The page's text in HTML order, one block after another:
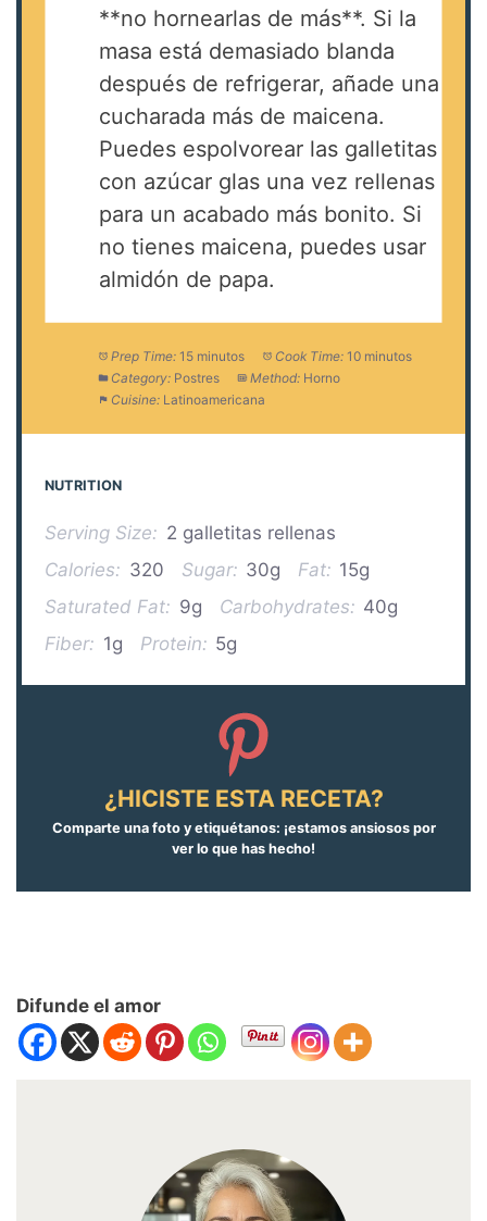
**no hornearlas de más**. Si la
masa está demasiado blanda
después de refrigerar, añade una
cucharada más de maicena.
Puedes espolvorear las galletitas
con azúcar glas una vez rellenas
para un acabado más bonito. Si
no tienes maicena, puedes usar
almidón de papa.
Prep Time: 15 minutos Cook Time: 10 minutos
Category: Postres Method: Horno
Cuisine: Latinoamericana
NUTRITION
Serving Size: 2 galletitas rellenas
Calories: 320 Sugar: 30g Fat: 15g
Saturated Fat: 9g Carbohydrates: 40g
Fiber: 1g Protein: 5g
¿HICISTE ESTA RECETA?
Comparte una foto y etiquétanos: ¡estamos ansiosos por
ver lo que has hecho!
Difunde el amor